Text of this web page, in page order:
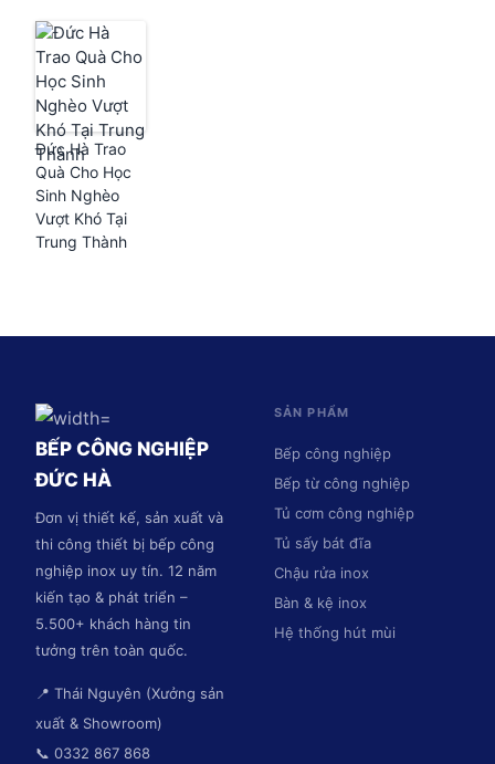
Đức Hà Trao
Quà Cho Học
Sinh Nghèo
Vượt Khó Tại
Trung Thành
BẾP CÔNG NGHIỆP
ĐỨC HÀ
Đơn vị thiết kế, sản xuất và
thi công thiết bị bếp công
nghiệp inox uy tín. 12 năm
kiến tạo & phát triển –
5.500+ khách hàng tin
tưởng trên toàn quốc.
📍 Thái Nguyên (Xưởng sản
xuất & Showroom)
📞 0332 867 868
SẢN PHẨM
Bếp công nghiệp
Bếp từ công nghiệp
Tủ cơm công nghiệp
Tủ sấy bát đĩa
Chậu rửa inox
Bàn & kệ inox
Hệ thống hút mùi